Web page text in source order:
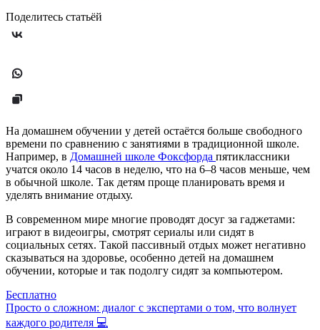
Поделитесь статьёй
На домашнем обучении у детей остаётся больше свободного
времени по сравнению с занятиями в традиционной школе.
Например, в Домашней школе Фоксфорда пятиклассники
учатся около 14 часов в неделю, что на 6–8 часов меньше, чем
в обычной школе. Так детям проще планировать время и
уделять внимание отдыху.
В современном мире многие проводят досуг за гаджетами:
играют в видеоигры, смотрят сериалы или сидят в
социальных сетях. Такой пассивный отдых может негативно
сказываться на здоровье, особенно детей на домашнем
обучении, которые и так подолгу сидят за компьютером.
Бесплатно
Просто о сложном: диалог с экспертами о том, что волнует
каждого родителя 💻